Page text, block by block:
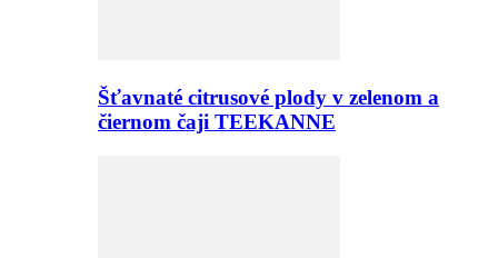
Šťavnaté citrusové plody v zelenom a
čiernom čaji TEEKANNE